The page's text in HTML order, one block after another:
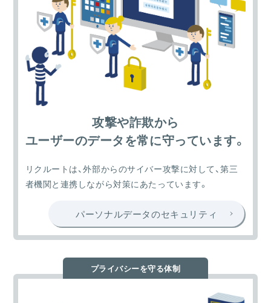
攻撃や詐欺から
ユーザーのデータを常に守っています。
リクルートは、外部からのサイバー攻撃に対して、第三
者機関と連携しながら対策にあたっています。
パーソナルデータのセキュリティ
プライバシーを守る体制